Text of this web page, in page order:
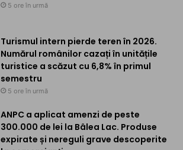
5 ore în urmă
Turismul intern pierde teren în 2026.
Numărul românilor cazați în unitățile
turistice a scăzut cu 6,8% în primul
semestru
5 ore în urmă
ANPC a aplicat amenzi de peste
300.000 de lei la Bâlea Lac. Produse
expirate și nereguli grave descoperite